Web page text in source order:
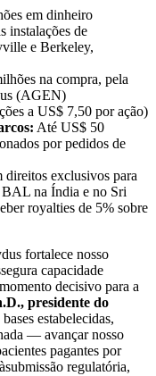
em dinheiro
instalações de
e Berkeley,
na compra, pela
(AGEN)
a US$ 7,50 por ação)
Até US$ 50
por pedidos de
direitos exclusivos para
na Índia e no Sri
royalties de 5% sobre
fortalece nosso
capacidade
decisivo para a
presidente do
estabelecidas,
— avançar nosso
pagantes por
regulatória,